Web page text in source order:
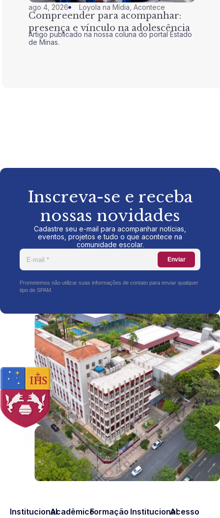
ago 4, 2026 Loyola na Mídia ,Acontece
Compreender para acompanhar:
presença e vínculo na adolescência
Artigo publicado na nossa coluna do portal Estado
de Minas.
Inscreva-se e receba
nossas novidades
Cadastre seu e-mail para acompanhar notícias,
eventos, projetos e tudo o que acontece na
comunidade escolar.
Enviar
Prometemos não utilizar suas informações de contato para enviar qualquer
tipo de SPAM.
InstitucionalAcadêmicoFormação InstitucionalAcesso